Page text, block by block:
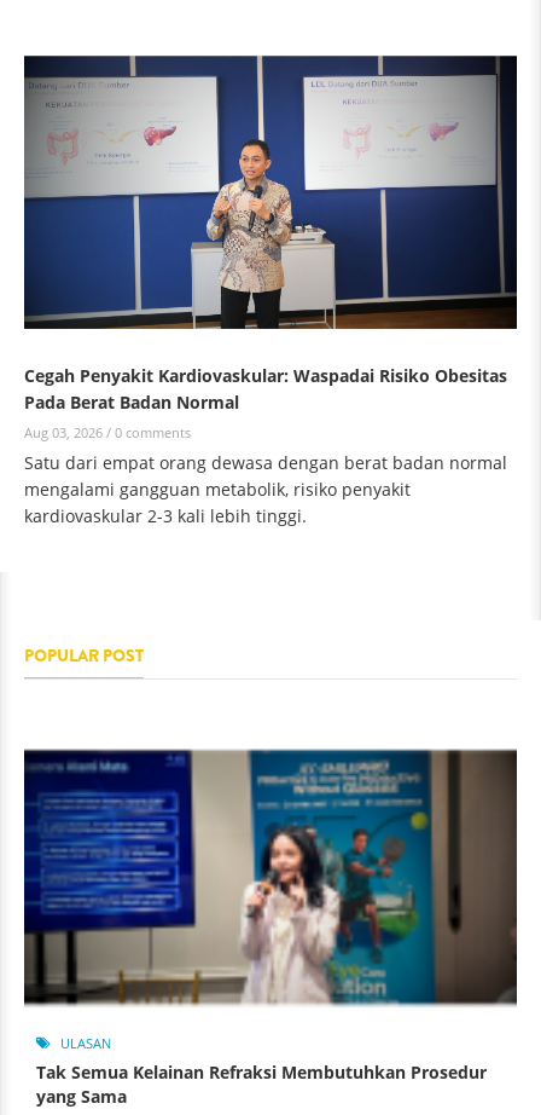
Cegah Penyakit Kardiovaskular: Waspadai Risiko Obesitas
Pada Berat Badan Normal
Aug 03, 2026 / 0 comments
Satu dari empat orang dewasa dengan berat badan normal
mengalami gangguan metabolik, risiko penyakit
kardiovaskular 2-3 kali lebih tinggi.
POPULAR POST
ULASAN
Tak Semua Kelainan Refraksi Membutuhkan Prosedur
yang Sama